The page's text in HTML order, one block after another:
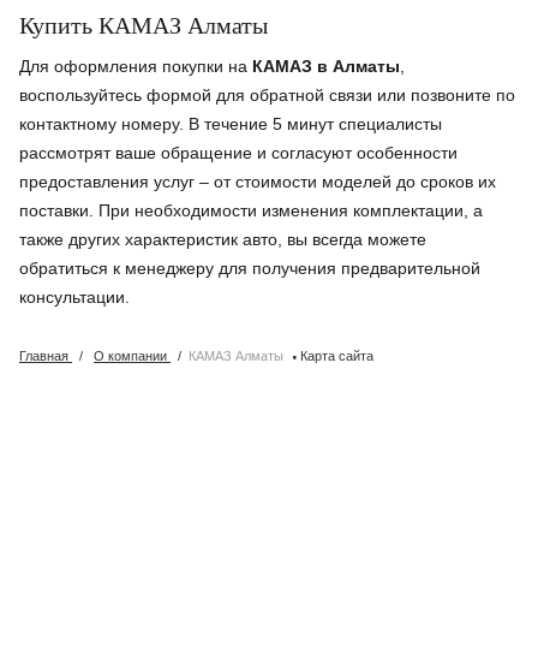
Купить КАМАЗ Алматы
Для оформления покупки на КАМАЗ в Алматы
воспользуйтесь формой для обратной связи или позвоните по
контактному номеру. В течение 5 минут специалисты
рассмотрят ваше обращение и согласуют особенности
предоставления услуг – от стоимости моделей до сроков их
поставки. При необходимости изменения комплектации, а
также других характеристик авто, вы всегда можете
обратиться к менеджеру для получения предварительной
консультации.
Главная / О компании / КАМАЗ Алматы · Карта сайта